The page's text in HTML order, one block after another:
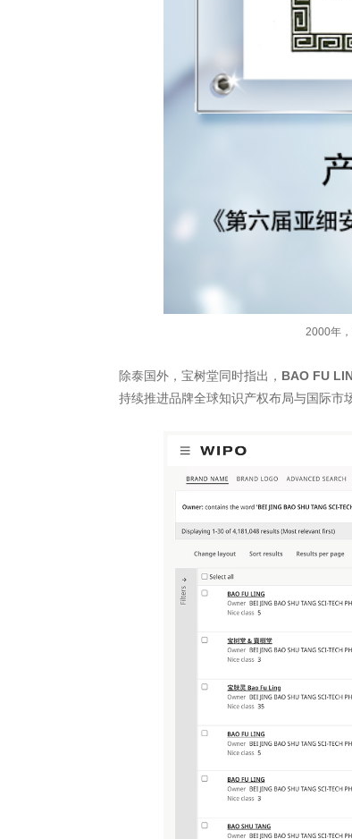
2000年
除泰国外，宝树堂同时指出， BAO FU
持续推进品牌全球知识产权布局与国际市